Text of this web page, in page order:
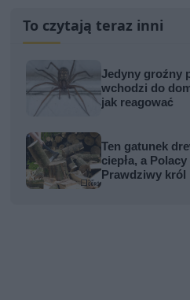
To czytają teraz inni
Jedyny groźny
wchodzi do
jak reagować
Ten gatunek
ciepła, a
Prawdziwy król